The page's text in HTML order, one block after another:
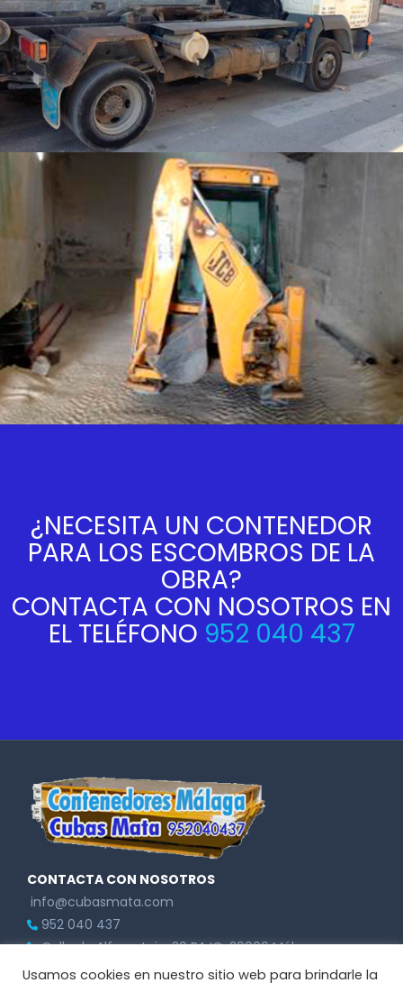
¿NECESITA UN CONTENEDOR
PARA LOS ESCOMBROS DE LA
OBRA?
CONTACTA CON NOSOTROS EN
EL TELÉFONO 952 040 437
CONTACTA CON NOSOTROS
info@cubasmata.com
952 040 437
Calle de Alfarnatejo, 20 BAJO, 29006 Málaga,
(Málaga), España
Usamos cookies en nuestro sitio web para brindarle la